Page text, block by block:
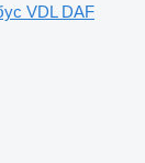
VDL DAF